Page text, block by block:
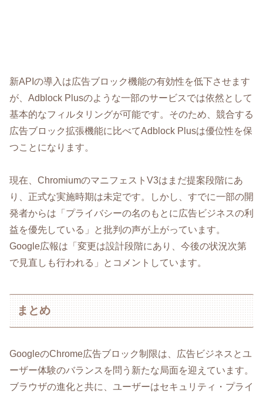
新APIの導入は広告ブロック機能の有効性を低下させます
が、Adblock Plusのような一部のサービスでは依然として
基本的なフィルタリングが可能です。そのため、競合する
広告ブロック拡張機能に比べてAdblock Plusは優位性を保
つことになります。
現在、ChromiumのマニフェストV3はまだ提案段階にあ
り、正式な実施時期は未定です。しかし、すでに一部の開
発者からは「プライバシーの名のもとに広告ビジネスの利
益を優先している」と批判の声が上がっています。
Google広報は「変更は設計段階にあり、今後の状況次第
で見直しも行われる」とコメントしています。
まとめ
GoogleのChrome広告ブロック制限は、広告ビジネスとユ
ーザー体験のバランスを問う新たな局面を迎えています。
ブラウザの進化と共に、ユーザーはセキュリティ・プライ